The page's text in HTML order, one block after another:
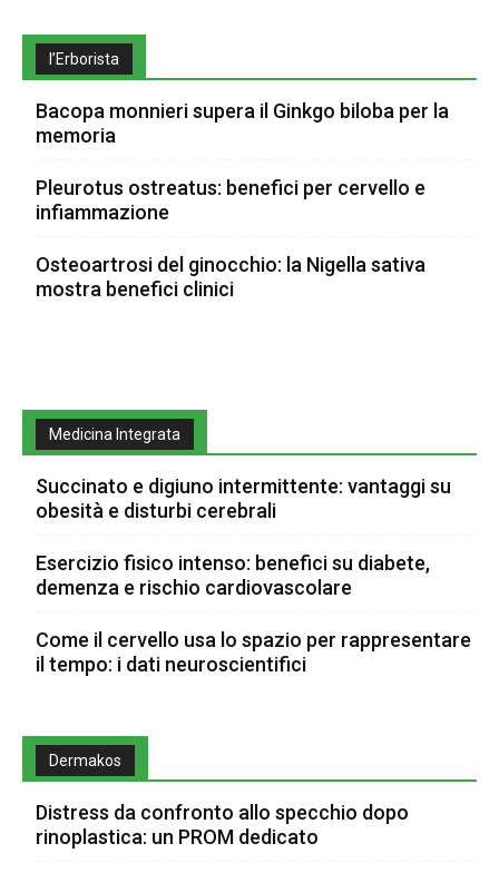
l’Erborista
Bacopa monnieri supera il Ginkgo biloba per la
memoria
Pleurotus ostreatus: benefici per cervello e
infiammazione
Osteoartrosi del ginocchio: la Nigella sativa
mostra benefici clinici
Medicina Integrata
Succinato e digiuno intermittente: vantaggi su
obesità e disturbi cerebrali
Esercizio fisico intenso: benefici su diabete,
demenza e rischio cardiovascolare
Come il cervello usa lo spazio per rappresentare
il tempo: i dati neuroscientifici
Dermakos
Distress da confronto allo specchio dopo
rinoplastica: un PROM dedicato